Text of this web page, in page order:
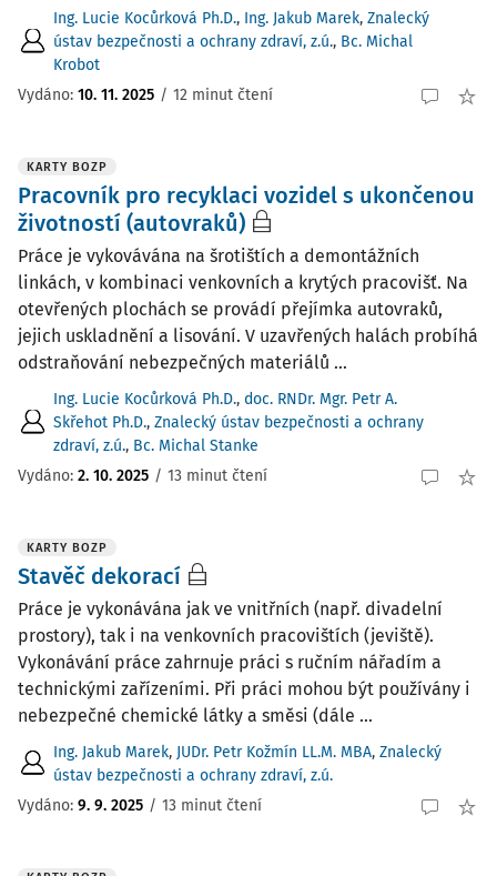
Ing. Lucie Kocůrková Ph.D., Ing. Jakub Marek, Znalecký
ústav bezpečnosti a ochrany zdraví, z.ú., Bc. Michal
Krobot
Vydáno: 10. 11. 2025 / 12 minut čtení
KARTY BOZP
Pracovník pro recyklaci vozidel s ukončenou
životností (autovraků)
Práce je vykovávána na šrotištích a demontážních
linkách, v kombinaci venkovních a krytých pracovišť. Na
otevřených plochách se provádí přejímka autovraků,
jejich uskladnění a lisování. V uzavřených halách probíhá
odstraňování nebezpečných materiálů ...
Ing. Lucie Kocůrková Ph.D., doc. RNDr. Mgr. Petr A.
Skřehot Ph.D., Znalecký ústav bezpečnosti a ochrany
zdraví, z.ú., Bc. Michal Stanke
Vydáno: 2. 10. 2025 / 13 minut čtení
KARTY BOZP
Stavěč dekorací
Práce je vykonávána jak ve vnitřních (např. divadelní
prostory), tak i na venkovních pracovištích (jeviště).
Vykonávání práce zahrnuje práci s ručním nářadím a
technickými zařízeními. Při práci mohou být používány i
nebezpečné chemické látky a směsi (dále ...
Ing. Jakub Marek, JUDr. Petr Kožmín LL.M. MBA, Znalecký
ústav bezpečnosti a ochrany zdraví, z.ú.
Vydáno: 9. 9. 2025 / 13 minut čtení